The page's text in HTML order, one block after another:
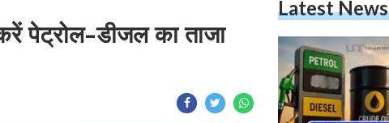
पेट्रोल-डीजल का ताजा
Latest News